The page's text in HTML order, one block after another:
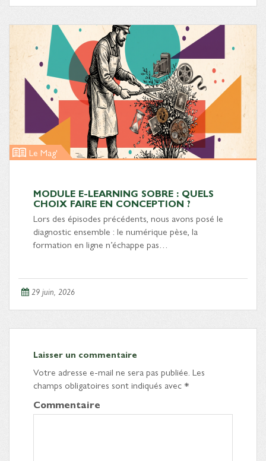
Le Mag'
MODULE E-LEARNING SOBRE : QUELS
CHOIX FAIRE EN CONCEPTION ?
Lors des épisodes précédents, nous avons posé le
diagnostic ensemble : le numérique pèse, la
formation en ligne n’échappe pas…
29 juin, 2026
Laisser un commentaire
Votre adresse e-mail ne sera pas publiée. Les
champs obligatoires sont indiqués avec*
Commentaire